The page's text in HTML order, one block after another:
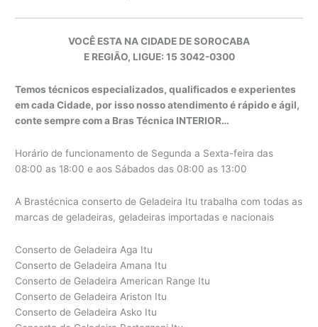
VOCÊ ESTA NA CIDADE DE SOROCABA
E REGIÃO, LIGUE: 15 3042-0300
Temos técnicos especializados, qualificados e experientes
em cada Cidade, por isso nosso atendimento é rápido e ágil,
conte sempre com a Bras Técnica INTERIOR…
Horário de funcionamento de Segunda a Sexta-feira das
08:00 as 18:00 e aos Sábados das 08:00 as 13:00
A Brastécnica conserto de Geladeira Itu trabalha com todas as
marcas de geladeiras, geladeiras importadas e nacionais
Conserto de Geladeira Aga Itu
Conserto de Geladeira Amana Itu
Conserto de Geladeira American Range Itu
Conserto de Geladeira Ariston Itu
Conserto de Geladeira Asko Itu